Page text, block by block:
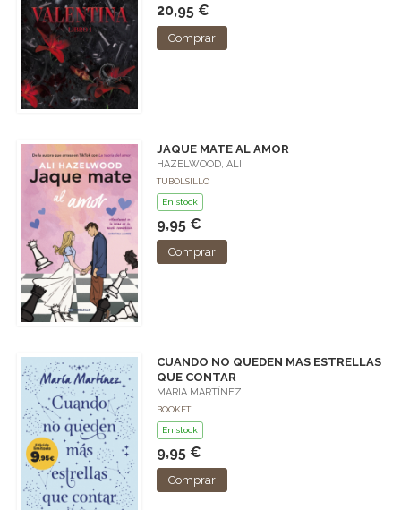
20,95 €
Comprar
JAQUE MATE AL AMOR
HAZELWOOD, ALI
TUBOLSILLO
En stock
9,95 €
Comprar
CUANDO NO QUEDEN MAS ESTRELLAS
QUE CONTAR
MARIA MARTÍNEZ
BOOKET
En stock
9,95 €
Comprar